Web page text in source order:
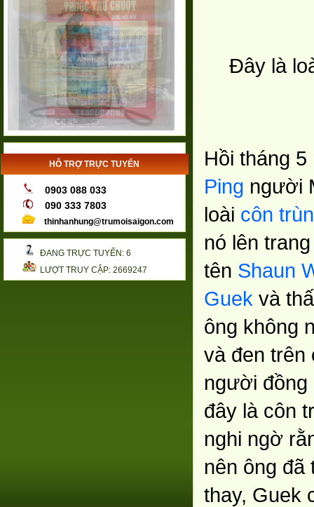
HỖ TRỢ TRỰC TUYẾN
0903 088 033
090 333 7803
thinhanhung@trumoisaigon.com
ĐANG TRỰC TUYẾN: 6
LƯỢT TRUY CẬP: 2669247
Đây là
Hồi tháng
Ping người
loài côn
nó lên
tên Shaun
Guek và
ông không
và đen trên
người đồng
đây là côn
nghi ngờ
nên ông đã
thay, Guek